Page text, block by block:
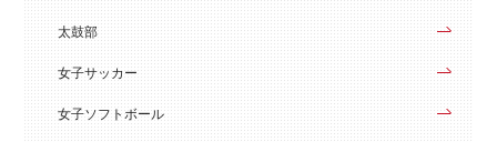
太鼓部
女子サッカー
女子ソフトボール